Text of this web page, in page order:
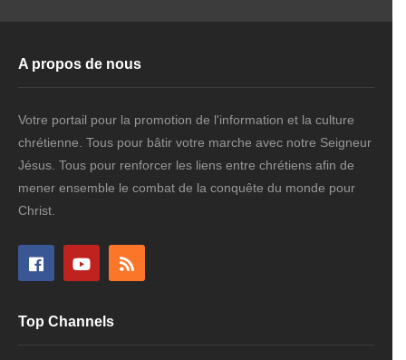
A propos de nous
Votre portail pour la promotion de l'information et la culture
chrétienne. Tous pour bâtir votre marche avec notre Seigneur
Jésus. Tous pour renforcer les liens entre chrétiens afin de
mener ensemble le combat de la conquête du monde pour
Christ.
Top Channels